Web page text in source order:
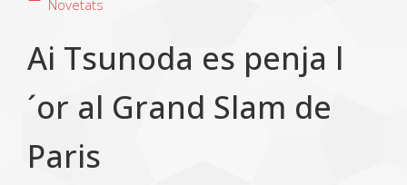
Novetats
Ai Tsunoda es penja l
´or al Grand Slam de
Paris